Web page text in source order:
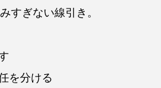
すぎない線引き。
を分ける